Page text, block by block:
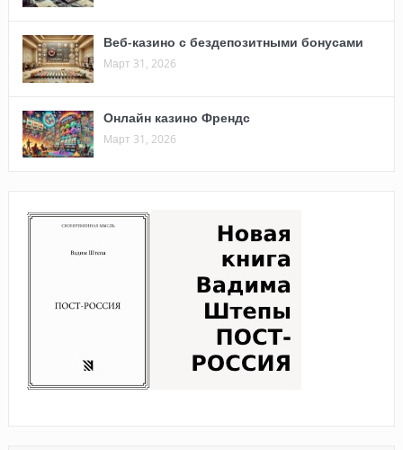
Веб-казино с бездепозитными бонусами
Март 31, 2026
Онлайн казино Френдс
Март 31, 2026